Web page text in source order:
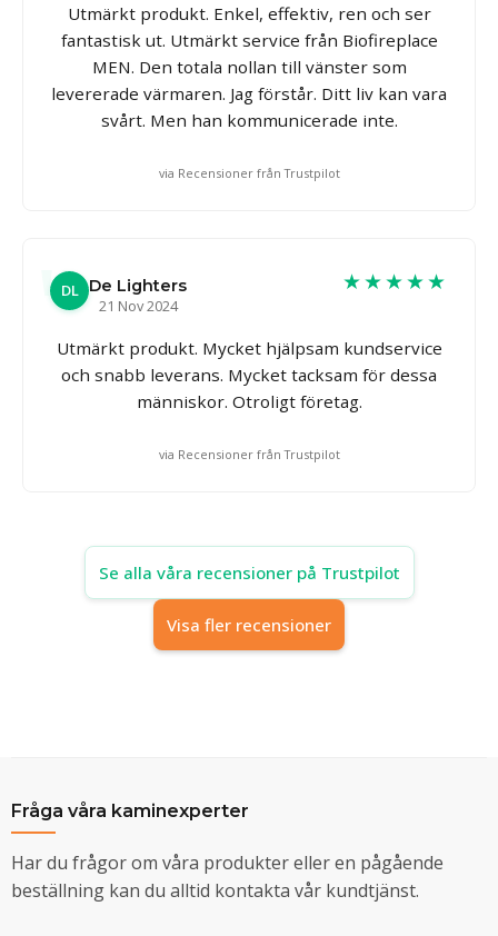
Utmärkt produkt. Enkel, effektiv, ren och ser
fantastisk ut. Utmärkt service från Biofireplace
MEN. Den totala nollan till vänster som
levererade värmaren. Jag förstår. Ditt liv kan vara
svårt. Men han kommunicerade inte.
via Recensioner från Trustpilot
DL De Lighters
21 Nov 2024
★★★★★
Utmärkt produkt. Mycket hjälpsam kundservice
och snabb leverans. Mycket tacksam för dessa
människor. Otroligt företag.
via Recensioner från Trustpilot
Se alla våra recensioner på Trustpilot
Visa fler recensioner
Fråga våra kaminexperter
Har du frågor om våra produkter eller en pågående
beställning kan du alltid kontakta vår kundtjänst.